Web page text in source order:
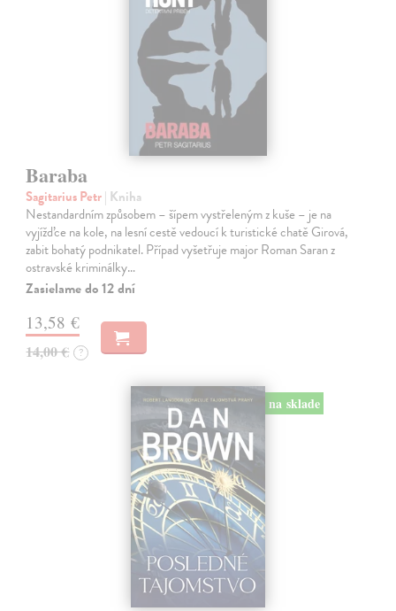
Baraba
Sagitarius Petr| Kniha
Nestandardním způsobem – šípem vystřeleným z kuše – je na
vyjížďce na kole, na lesní cestě vedoucí k turistické chatě Girová,
zabit bohatý podnikatel. Případ vyšetřuje major Roman Saran z
ostravské kriminálky…
Zasielame do 12 dní
13,58 €
14,00 € ?
na sklade